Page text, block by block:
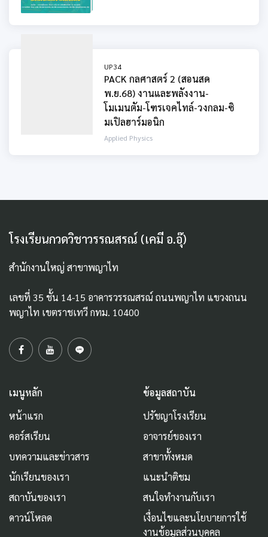
UP34
PACK กลศาสตร์ 2 (สอนสด
พ.ย.68) งานและพลังงาน-
โมเมนตัม-โฑรเจคไทล์-วงกลม-ซิ
มเปิลฮาร์มอนิก
Applied Physics
โรงเรียนกวดวิชาวรรณสรณ์ (เคมี อ.อุ๊)
สำนักงานใหญ่ สาขาพญาไท
เลขที่ 35 ชั้น 14-15 อาคารวรรณสรณ์ ถนนพญาไท แขวงถนน
พญาไท เขตราชเทวี กทม. 10400
เมนูหลัก
หน้าแรก
คอร์สเรียน
บทความและข่าวสาร
นักเรียนของเรา
สถาบันของเรา
ดาวน์โหลด
ข้อมูลสถาบัน
ปรัชญาโรงเรียน
อาจารย์ของเรา
สาขาทั้งหมด
แนะนำติชม
สนใจทำงานกับเรา
เงื่อนไขและนโยบายการใช้
งานข้อมูลส่วนบุคคล